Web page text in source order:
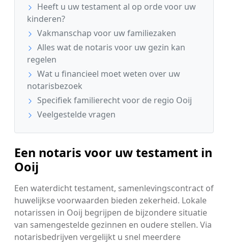
Heeft u uw testament al op orde voor uw
kinderen?
Vakmanschap voor uw familiezaken
Alles wat de notaris voor uw gezin kan
regelen
Wat u financieel moet weten over uw
notarisbezoek
Specifiek familierecht voor de regio Ooij
Veelgestelde vragen
Een notaris voor uw testament in
Ooij
Een waterdicht testament, samenlevingscontract of
huwelijkse voorwaarden bieden zekerheid. Lokale
notarissen in Ooij begrijpen de bijzondere situatie
van samengestelde gezinnen en oudere stellen. Via
notarisbedrijven vergelijkt u snel meerdere